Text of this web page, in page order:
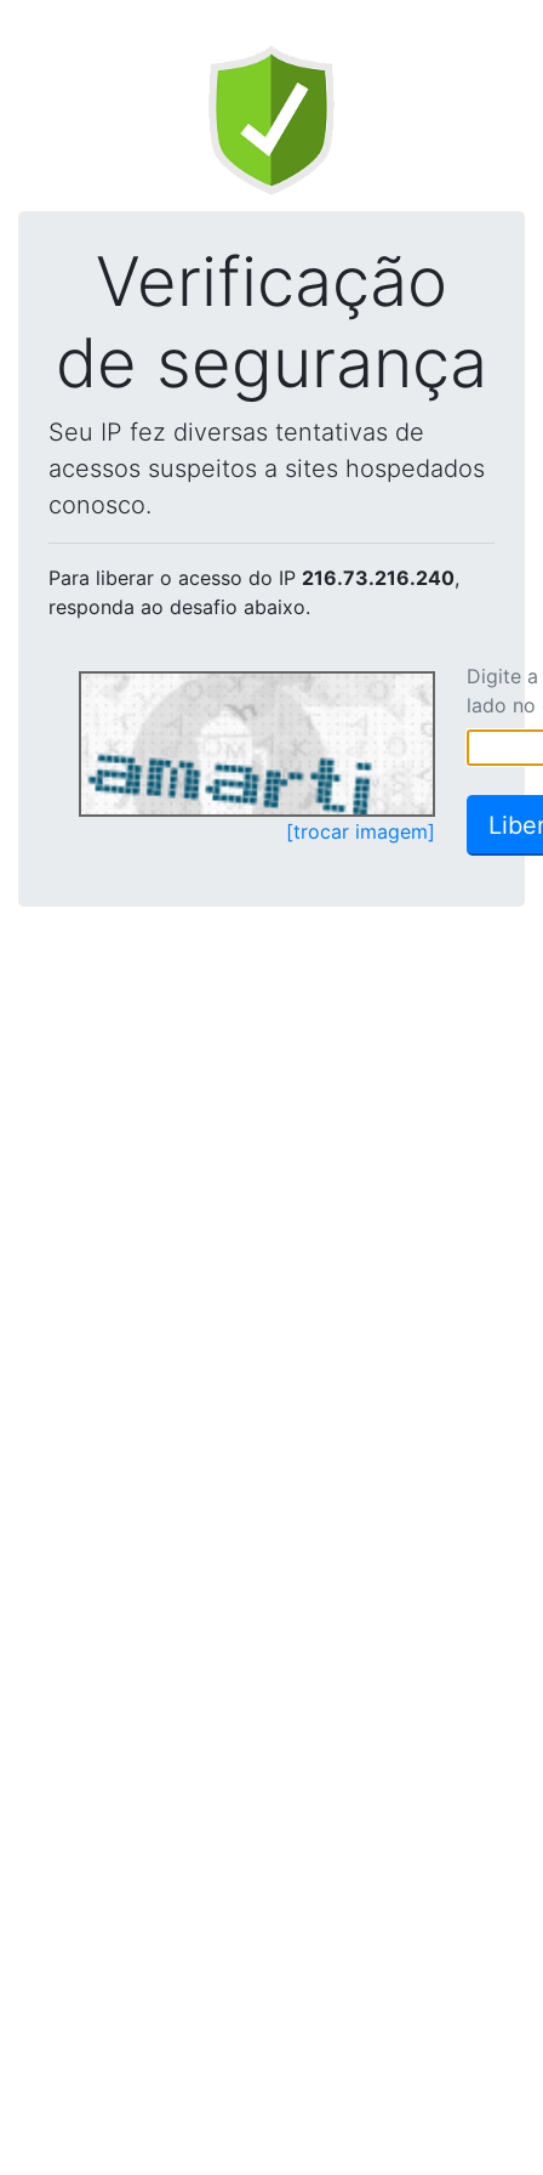
Verificação
de segurança
Seu IP fez diversas tentativas de
acessos suspeitos a sites hospedados
conosco.
Para liberar o acesso do IP 216.73.216.240,
responda ao desafio abaixo.
[trocar imagem]
Digite
lado no